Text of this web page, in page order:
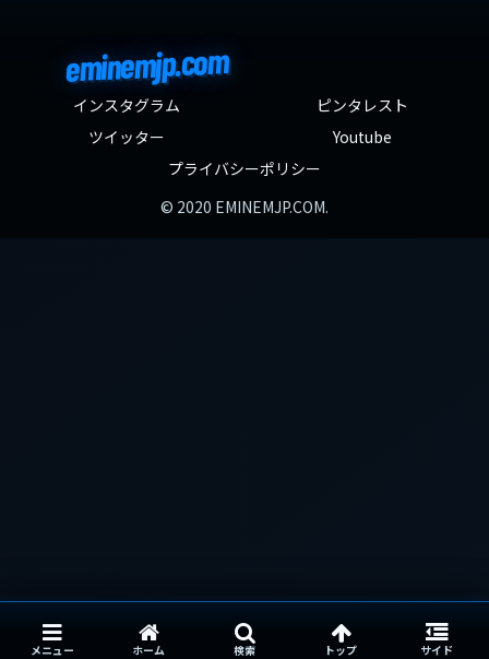
eminemjp.com
インスタグラム
ピンタレスト
ツイッター
Youtube
プライバシーポリシー
© 2020 EMINEMJP.COM.
メニュー ホーム 検索 トップ サイド